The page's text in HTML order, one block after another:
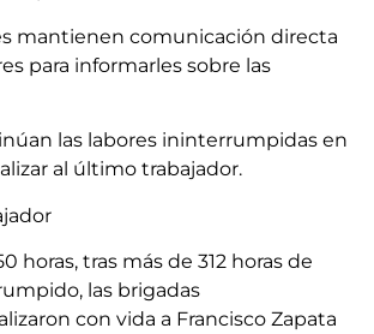
mantienen comunicación directa
para informarles sobre las
las labores ininterrumpidas en
al último trabajador.
horas, tras más de 312 horas de
las brigadas
con vida a Francisco Zapata